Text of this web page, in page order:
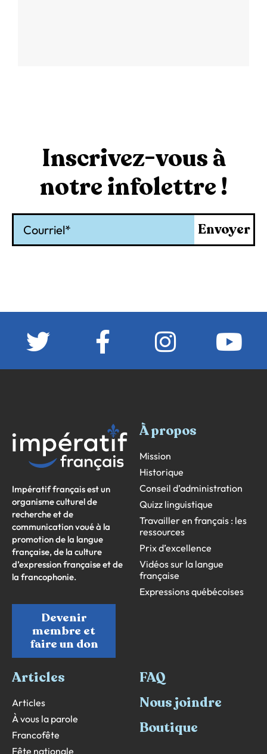
Inscrivez-vous à
notre infolettre !
Envoyer
Impératif français est un
organisme culturel de
recherche et de
communication voué à la
promotion de la langue
française, de la culture
d’expression française et de
la francophonie.
Devenir
membre et
faire un don
À propos
Mission
Historique
Conseil d’administration
Quizz linguistique
Travailler en français : les
ressources
Prix d’excellence
Vidéos sur la langue
française
Expressions québécoises
Articles
Articles
À vous la parole
Francofête
Fête nationale
FAQ
Nous joindre
Boutique